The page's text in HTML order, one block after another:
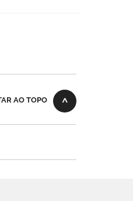
AO TOPO